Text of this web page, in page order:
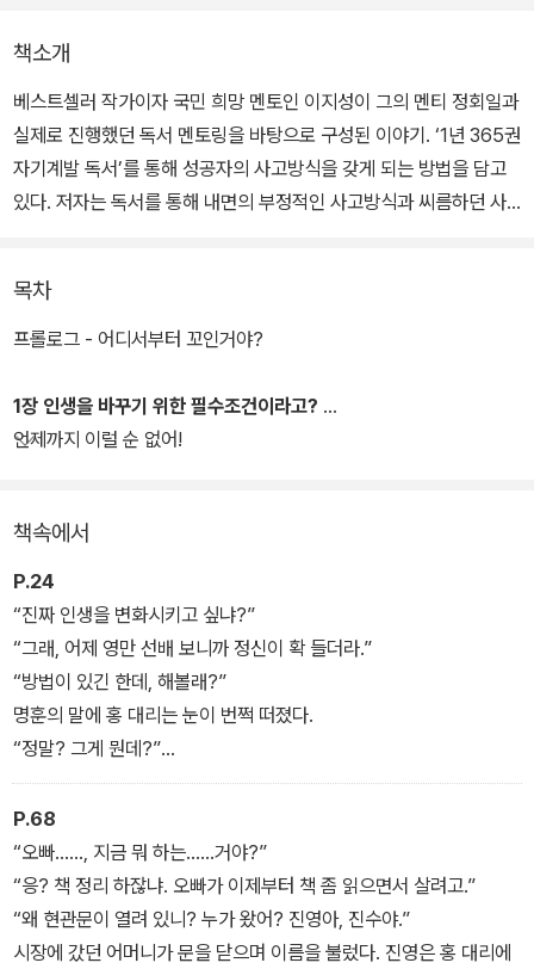
책소개
베스트셀러 작가이자 국민 희망 멘토인 이지성이 그의 멘티 정회일과
실제로 진행했던 독서 멘토링을 바탕으로 구성된 이야기. ‘1년 365권
자기계발 독서’를 통해 성공자의 사고방식을 갖게 되는 방법을 담고
있다. 저자는 독서를 통해 내면의 부정적인 사고방식과 씨름하던 사
진 사람으로 완벽하게 변화할 수 있다고 말한다.실제 이러한 독서법
을 통해 인생의 변화를 느낀 당사자들이 자신들의 독서와 인생변화
하는 마음으로 당장 독서를 하고 싶지만 어디서부터 어떻게 시작해야
할지 모르는 이들을 위해, 독서 팁과 독서 리스트도 수록하고 있다.
홍 대리. 특출 나게 잘나지는 않았지만 그렇다고 눈에 띠게 뒤처진 적
도 없었다. 어디서부터 꼬인 걸까? 어디서부터 바로 잡아야 하나? 그
때 운명처럼 독서 멘토 해일을 만나게 되고 과연 독서로 인생이 변화
될까라는 의심을 품은 채 ‘운명을 바꾸는 책 읽기 프로젝트’에 돌입하
게 되는데......
목차
프롤로그 - 어디서부터 꼬인거야?
1장 인생을 바꾸기 위한 필수조건이라고?
언제까지 이럴 순 없어!
책속에서
P.24
“진짜 인생을 변화시키고 싶냐?”
“그래, 어제 영만 선배 보니까 정신이 확 들더라.”
“방법이 있긴 한데, 해볼래?”
명훈의 말에 홍 대리는 눈이 번쩍 떠졌다.
“정말? 그게 뭔데?”
“독서.”
홍 대리는 이해할 수 가 없었다. 인생의 변화를 바라는 사람에게 주는
해답이 독서라니, 생전 듣지도 보지도 못했던 말이다. 그러나 명훈이
장난으로 하는 말 같지는 않았다. 아니 장난으로 독서를 입에 올기기
엔 명훈은 책을 너무 사랑했다.
“네가 원하는 그 모든 것이 독서에 달려 있다면 어떻게 할래?”
P.68
“오빠……, 지금 뭐 하는……거야?”
“응? 책 정리 하잖냐. 오빠가 이제부터 책 좀 읽으면서 살려고.”
“왜 현관문이 열려 있니? 누가 왔어? 진영아, 진수야.”
시장에 갔던 어머니가 문을 닫으며 이름을 불렀다. 진영은 홍 대리에